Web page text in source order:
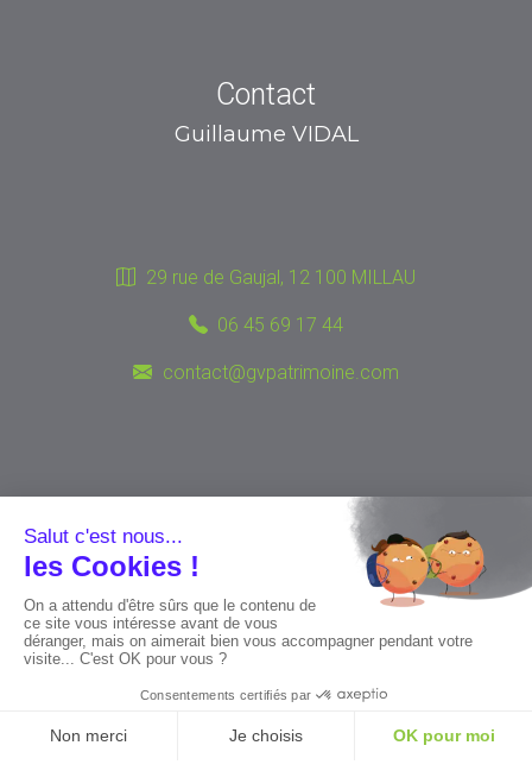
Contact
Guillaume VIDAL
29 rue de Gaujal, 12 100 MILLAU
06 45 69 17 44
contact@gvpatrimoine.com